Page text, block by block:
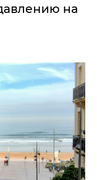
на